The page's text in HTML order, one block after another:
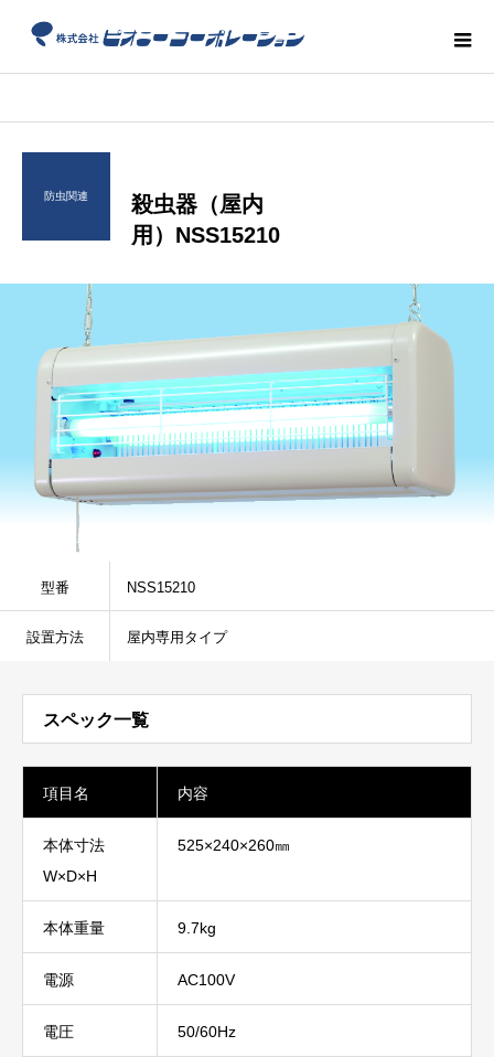
防虫関連
殺虫器（屋内
用）NSS15210
型番 NSS15210
設置方法 屋内専用タイプ
スペック一覧
項目名 内容
本体寸法
W×D×H
525×240×260㎜
本体重量 9.7kg
電源 AC100V
電圧 50/60Hz